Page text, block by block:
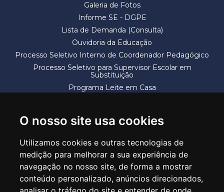
O nosso site usa cookies
Utilizamos cookies e outras tecnologias de
medição para melhorar a sua experiência de
navegação no nosso site, de forma a mostrar
conteúdo personalizado, anúncios direcionados,
Galeria de Fotos
Informe SE - DGPE
Lista de Demanda (Consulta)
Ouvidoria da Educação
Processo Seletivo Interno de Coordenador Pedagógico
Processo Seletivo para Supervisor Escolar em
Substituição
Programa Leite em Casa
SECRETARIA DE EDUCAÇÃO